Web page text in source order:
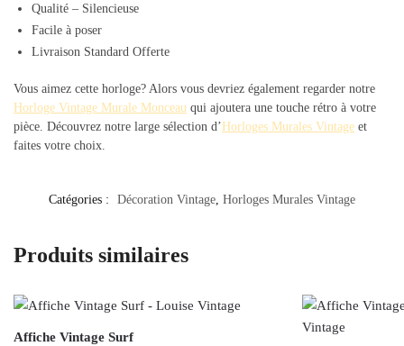
Qualité – Silencieuse
Facile à poser
Livraison Standard Offerte
Vous aimez cette horloge? Alors vous devriez également regarder notre
Horloge Vintage Murale Monceau qui ajoutera une touche rétro à votre
pièce. Découvrez notre large sélection d’Horloges Murales Vintage et
faites votre choix.
Catégories : Décoration Vintage, Horloges Murales Vintage
Produits similaires
Affiche Vintage Surf